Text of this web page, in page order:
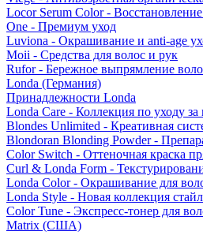
Locor Serum Color -
One - Премиум уход
Luviona - Окрашивание и anti-age
Moii - Средства для волос и рук
Rufor - Бережное выпрямление
Londa (Германия)
Принадлежности Londa
Londa Care - Коллекция по уходу за
Blondes Unlimited - Креативная
Blondoran Blonding Powder -
Color Switch - Оттеночная краска
Curl & Londa Form -
Londa Color - Окрашивание для
Londa Style - Новая коллекция
Color Tune - Экспресс-тонер для
Matrix (США)